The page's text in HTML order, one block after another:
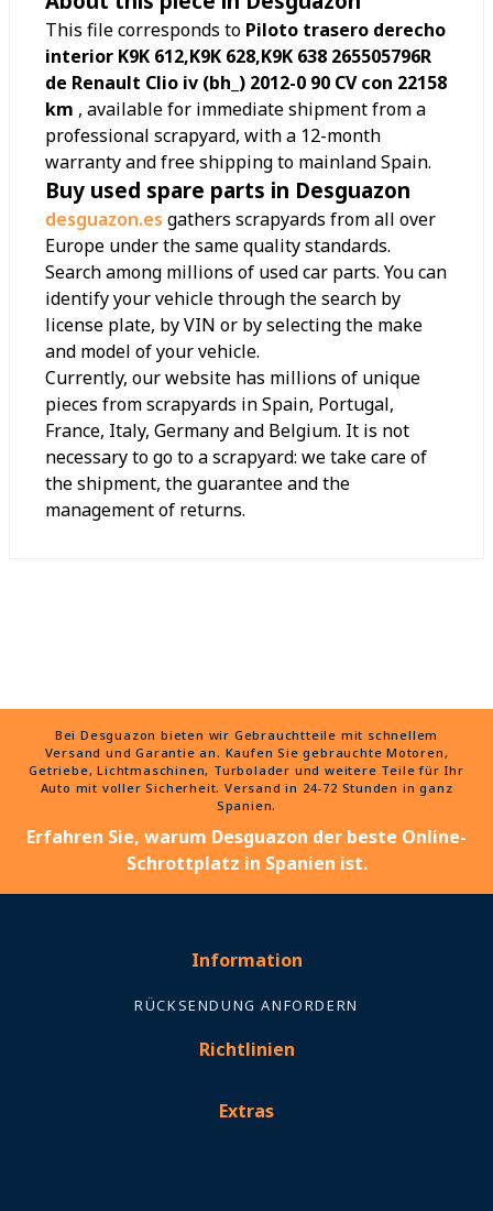
This file corresponds to Piloto trasero derecho
interior K9K 612,K9K 628,K9K 638 265505796R
de Renault Clio iv (bh_) 2012-0 90 CV con 22158
km , available for immediate shipment from a
professional scrapyard, with a 12-month
warranty and free shipping to mainland Spain.
Buy used spare parts in Desguazon
desguazon.es gathers scrapyards from all over
Europe under the same quality standards.
Search among millions of used car parts. You can
identify your vehicle through the search by
license plate, by VIN or by selecting the make
and model of your vehicle.
Currently, our website has millions of unique
pieces from scrapyards in Spain, Portugal,
France, Italy, Germany and Belgium. It is not
necessary to go to a scrapyard: we take care of
the shipment, the guarantee and the
management of returns.
Bei Desguazon bieten wir Gebrauchtteile mit schnellem
Versand und Garantie an. Kaufen Sie gebrauchte Motoren,
Getriebe, Lichtmaschinen, Turbolader und weitere Teile für Ihr
Auto mit voller Sicherheit. Versand in 24-72 Stunden in ganz
Spanien.
Erfahren Sie, warum Desguazon der beste Online-
Schrottplatz in Spanien ist.
Information
RÜCKSENDUNG ANFORDERN
Richtlinien
Extras